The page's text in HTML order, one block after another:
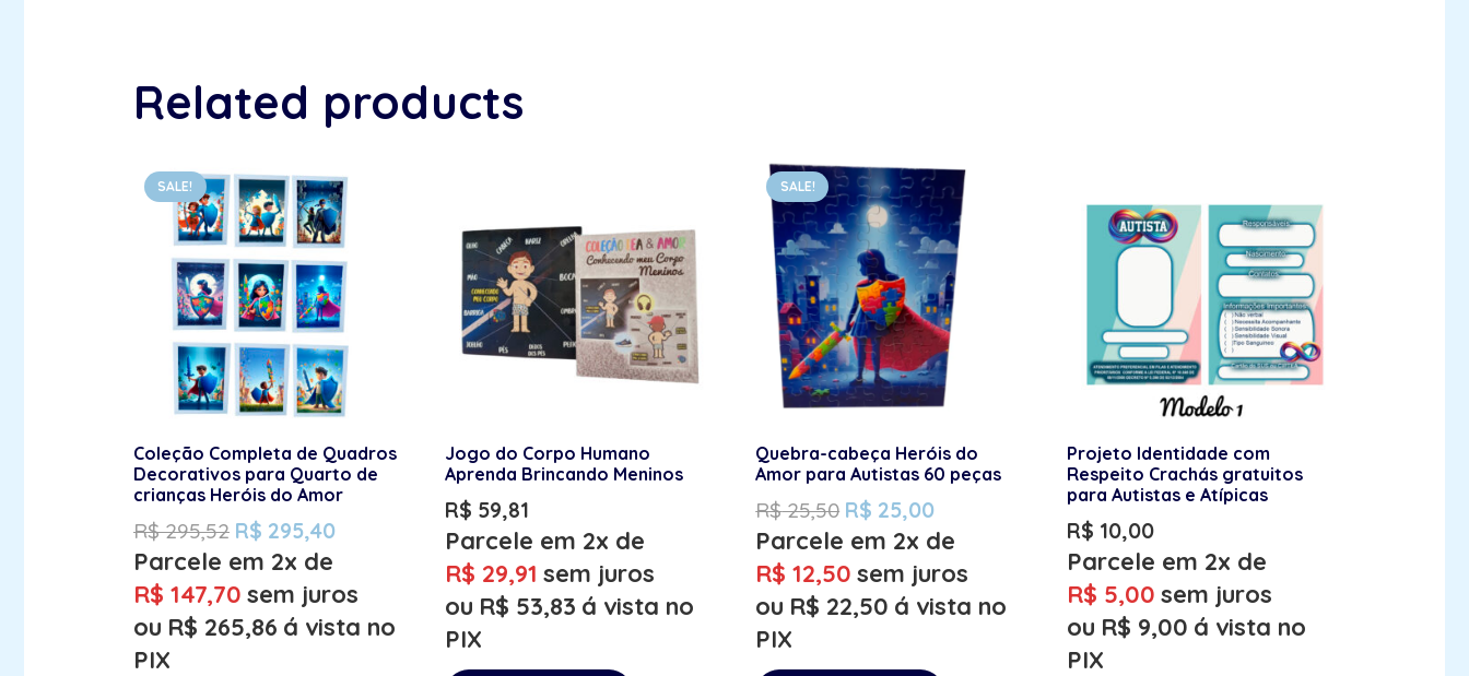
Related products
SALE!
Coleção Completa de Quadros
Decorativos para Quarto de
crianças Heróis do Amor
R$295,52 R$ 295,40
Parcele em 2x de
R$ 147,70 sem juros
ou R$ 265,86 á vista no
PIX
Jogo do Corpo Humano
Aprenda Brincando Meninos
R$ 59,81
Parcele em 2x de
R$ 29,91 sem juros
ou R$ 53,83 á vista no
PIX
SALE!
Quebra-cabeça Heróis do
Amor para Autistas 60 peças
R$25,50 R$ 25,00
Parcele em 2x de
R$ 12,50 sem juros
ou R$ 22,50 á vista no
PIX
Projeto Identidade com
Respeito Crachás gratuitos
para Autistas e Atípicas
R$ 10,00
Parcele em 2x de
R$ 5,00 sem juros
ou R$ 9,00 á vista no
PIX